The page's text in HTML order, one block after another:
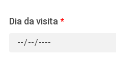
Dia da visita *